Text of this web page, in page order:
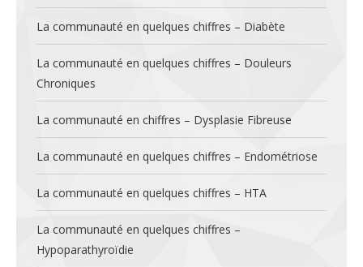
La communauté en quelques chiffres – Diabète
La communauté en quelques chiffres – Douleurs
Chroniques
La communauté en chiffres – Dysplasie Fibreuse
La communauté en quelques chiffres – Endométriose
La communauté en quelques chiffres – HTA
La communauté en quelques chiffres –
Hypoparathyroïdie